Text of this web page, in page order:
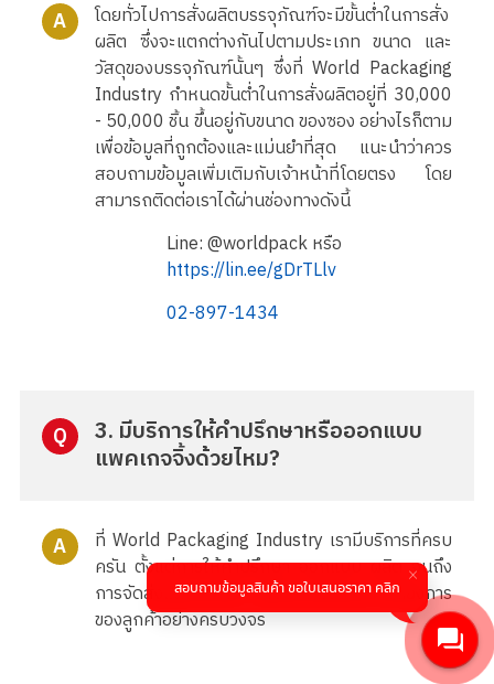
A
โดยทั่วไปการสั่งผลิตบรรจุภัณฑ์จะมีขั้นต่ำในการสั่ง
ผลิต ซึ่งจะแตกต่างกันไปตามประเภท ขนาด และ
วัสดุของบรรจุภัณฑ์นั้นๆ ซึ่งที่ World Packaging
Industry กำหนดขั้นต่ำในการสั่งผลิตอยู่ที่ 30,000
- 50,000 ชิ้น ขึ้นอยู่กับขนาด ของซอง อย่างไรก็ตาม
เพื่อข้อมูลที่ถูกต้องและแม่นยำที่สุด แนะนำว่าควร
สอบถามข้อมูลเพิ่มเติมกับเจ้าหน้าที่โดยตรง โดย
สามารถติดต่อเราได้ผ่านช่องทางดังนี้
Line: @worldpack หรือ
https://lin.ee/gDrTLlv
02-897-1434
Q 3. มีบริการให้คำปรึกษาหรือออกแบบ
แพคเกจจิ้งด้วยไหม?
A
ที่ World Packaging Industry เรามีบริการที่ครบ
ครัน ตั้งแต่การให้คำปรึกษา ออกแบบ ผลิต จนถึง
การจัดส่งแพคเกจจิ้ง เพื่อตอบสนองความต้องการ
ของลูกค้าอย่างครบวงจร
สอบถามข้อมูลสินค้า ขอใบเสนอราคา คลิก